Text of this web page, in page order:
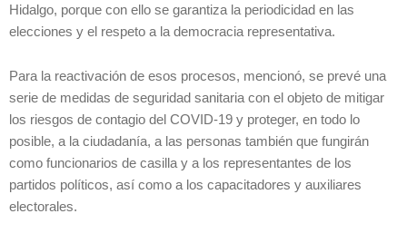
Hidalgo, porque con ello se garantiza la periodicidad en las
elecciones y el respeto a la democracia representativa.
Para la reactivación de esos procesos, mencionó, se prevé una
serie de medidas de seguridad sanitaria con el objeto de mitigar
los riesgos de contagio del COVID-19 y proteger, en todo lo
posible, a la ciudadanía, a las personas también que fungirán
como funcionarios de casilla y a los representantes de los
partidos políticos, así como a los capacitadores y auxiliares
electorales.